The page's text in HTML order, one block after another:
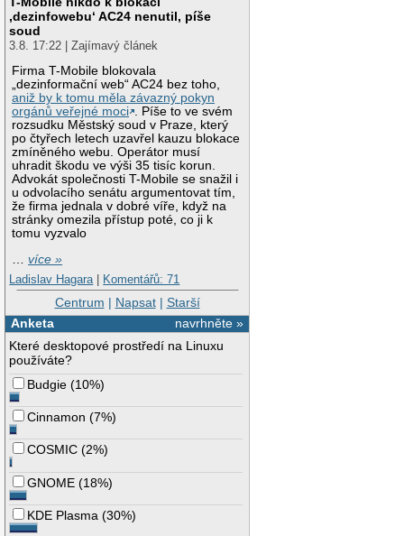
‚dezinfowebu‘ AC24 nenutil, píše
soud
3.8. 17:22 | Zajímavý článek
Firma T-Mobile blokovala
„dezinformační web“ AC24 bez toho,
aniž by k tomu měla závazný pokyn
orgánů veřejné moci . Píše to ve svém
rozsudku Městský soud v Praze, který
po čtyřech letech uzavřel kauzu blokace
zmíněného webu. Operátor musí
uhradit škodu ve výši 35 tisíc korun.
Advokát společnosti T-Mobile se snažil i
u odvolacího senátu argumentovat tím,
že firma jednala v dobré víře, když na
stránky omezila přístup poté, co ji k
tomu vyzvalo
…více »
Ladislav Hagara | Komentářů: 71
Centrum | Napsat| Starší
navrhněte »
Anketa
Které desktopové prostředí na Linuxu
používáte?
Budgie (10%)
Cinnamon (7%)
COSMIC (2%)
GNOME (18%)
KDE Plasma (30%)